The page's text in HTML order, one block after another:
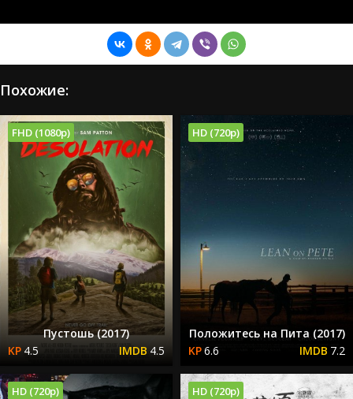
Похожие:
FHD (1080p)
Пустошь (2017)
4.5
4.5
HD (720p)
Положитесь на Пита (2017)
6.6
7.2
HD (720p) HD (720p)